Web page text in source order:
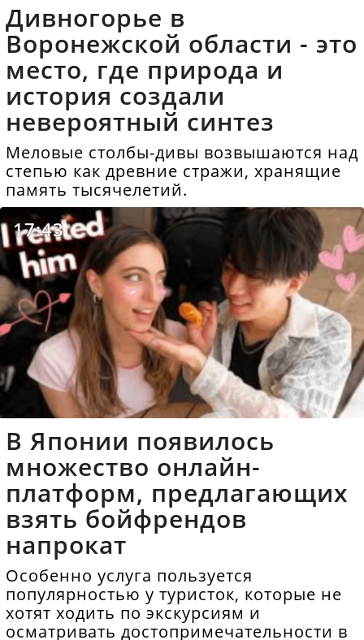
Дивногорье в
Воронежской области - это
место, где природа и
история создали
невероятный синтез
Меловые столбы-дивы возвышаются над
степью как древние стражи, хранящие
память тысячелетий.
17:43
В Японии появилось
множество онлайн-
платформ, предлагающих
взять бойфрендов
напрокат
Особенно услуга пользуется
популярностью у туристок, которые не
хотят ходить по экскурсиям и
осматривать достопримечательности в